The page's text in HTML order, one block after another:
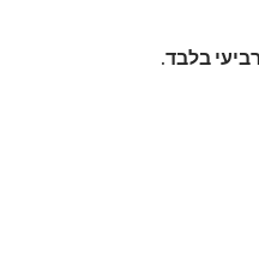
בלבד.